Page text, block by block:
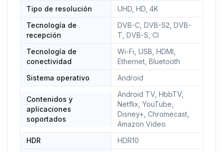
Tipo de resolución
UHD, HD, 4K
Tecnología de
recepción
DVB-C, DVB-S2, DVB-
T, DVB-S, CI
Tecnología de
conectividad
Wi-Fi, USB, HDMI,
Ethernet, Bluetooth
Sistema operativo
Android
Contenidos y
aplicaciones
soportados
Android TV, HbbTV,
Netflix, YouTube,
Disney+, Chromecast,
Amazon Video
HDR
HDR10